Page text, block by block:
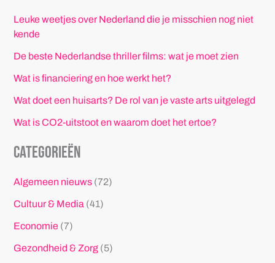
Leuke weetjes over Nederland die je misschien nog niet
kende
De beste Nederlandse thriller films: wat je moet zien
Wat is financiering en hoe werkt het?
Wat doet een huisarts? De rol van je vaste arts uitgelegd
Wat is CO2-uitstoot en waarom doet het ertoe?
Categorieën
Algemeen nieuws(72)
Cultuur & Media(41)
Economie(7)
Gezondheid & Zorg(5)